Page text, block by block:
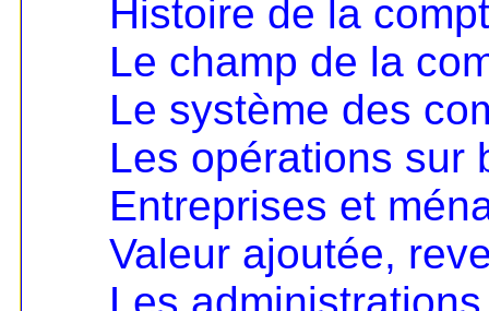
Histoire de la
Le champ de la
Le système des
Les opérations sur
Entreprises et
Valeur ajoutée,